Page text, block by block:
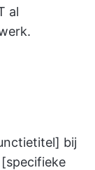
al
bij